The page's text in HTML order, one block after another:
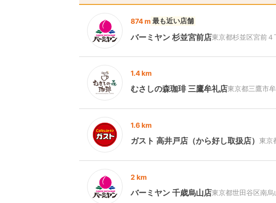
874 m 最も近い店舗
バーミヤン 杉並宮前店東京都杉並区宮前
1.4 km
むさしの森珈琲 三鷹牟礼店東京都三鷹市
1.6 km
ガスト 高井戸店（から好し取扱店） 東京
2 km
バーミヤン 千歳烏山店東京都世田谷区南